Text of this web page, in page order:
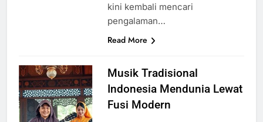
kini kembali mencari
pengalaman…
Read More
Musik Tradisional
Indonesia Mendunia Lewat
Fusi Modern